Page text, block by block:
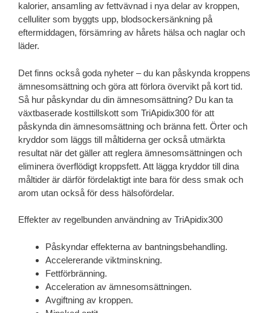
kalorier, ansamling av fettvävnad i nya delar av kroppen,
celluliter som byggts upp, blodsockersänkning på
eftermiddagen, försämring av hårets hälsa och naglar och
läder.
Det finns också goda nyheter – du kan påskynda kroppens
ämnesomsättning och göra att förlora övervikt på kort tid.
Så hur påskyndar du din ämnesomsättning? Du kan ta
växtbaserade kosttillskott som TriApidix300 för att
påskynda din ämnesomsättning och bränna fett. Örter och
kryddor som läggs till måltiderna ger också utmärkta
resultat när det gäller att reglera ämnesomsättningen och
eliminera överflödigt kroppsfett. Att lägga kryddor till dina
måltider är därför fördelaktigt inte bara för dess smak och
arom utan också för dess hälsofördelar.
Effekter av regelbunden användning av TriApidix300
Påskyndar effekterna av bantningsbehandling.
Accelererande viktminskning.
Fettförbränning.
Acceleration av ämnesomsättningen.
Avgiftning av kroppen.